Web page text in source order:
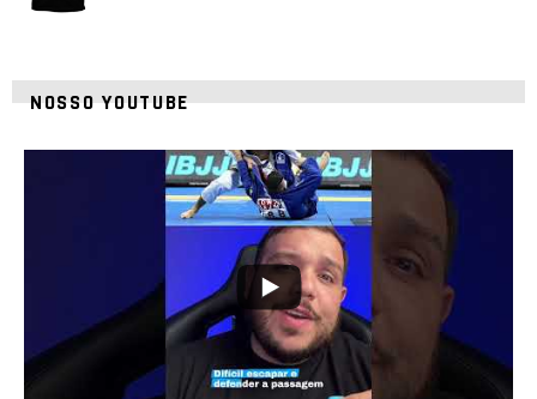
NOSSO YOUTUBE